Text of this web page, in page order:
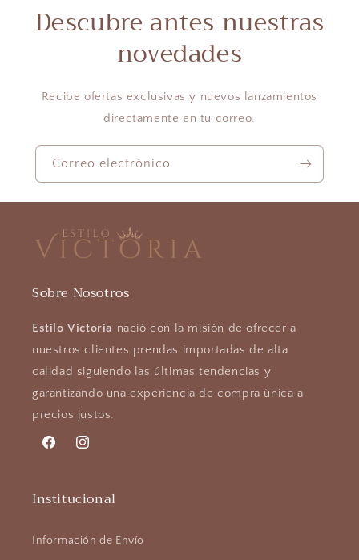
Descubre antes nuestras
novedades
Recibe ofertas exclusivas y nuevos lanzamientos
directamente en tu correo.
Correo electrónico
Sobre Nosotros
Estilo Victoria nació con la misión de ofrecer a
nuestros clientes prendas importadas de alta
calidad siguiendo las últimas tendencias y
garantizando una experiencia de compra única a
precios justos.
FacebookInstagram
Institucional
Información de Envío